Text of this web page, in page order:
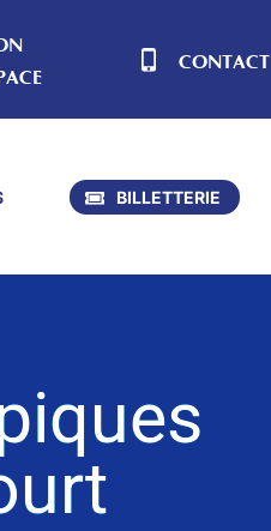
CONTACT
BILLETTERIE